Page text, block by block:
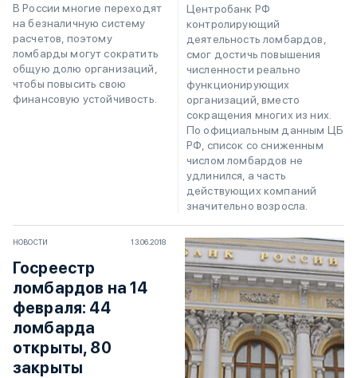
В России многие переходят
на безналичную систему
расчетов, поэтому
ломбарды могут сократить
общую долю организаций,
чтобы повысить свою
финансовую устойчивость.
Центробанк РФ
контролирующий
деятельность ломбардов,
смог достичь повышения
численности реально
функционирующих
организаций, вместо
сокращения многих из них.
По официальным данным ЦБ
РФ, список со сниженным
числом ломбардов не
удлинился, а часть
действующих компаний
значительно возросла.
НОВОСТИ 13.06.2018
Госреестр
ломбардов на 14
февраля: 44
ломбарда
открыты, 80
закрыты